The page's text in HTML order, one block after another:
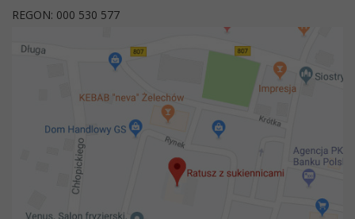
REGON: 000 530 577